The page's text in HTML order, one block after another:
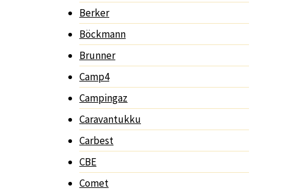
Berker
Böckmann
Brunner
Camp4
Campingaz
Caravantukku
Carbest
CBE
Comet